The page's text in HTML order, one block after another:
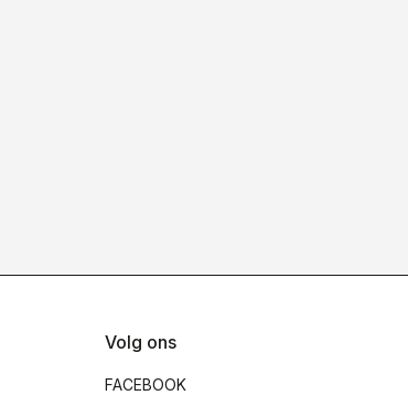
Volg ons
FACEBOOK